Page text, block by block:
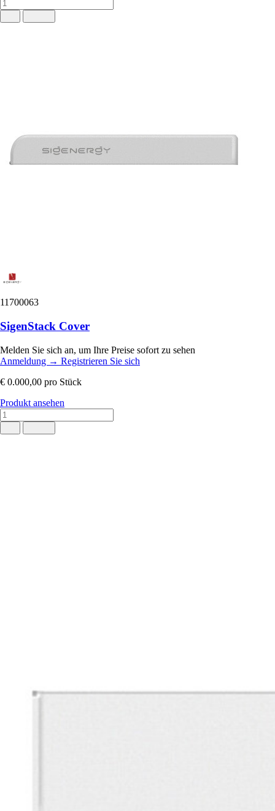
11700063
SigenStack Cover
Melden Sie sich an, um Ihre Preise sofort zu sehen
Anmeldung → Registrieren Sie sich
€ 0.000,00 pro Stück
Produkt ansehen